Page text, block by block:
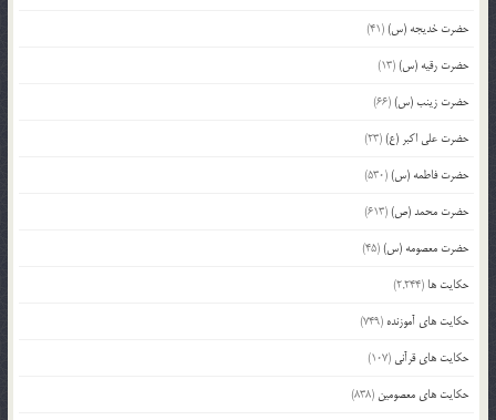
حضرت خدیجه (س)(41)
حضرت رقیه (س)(13)
حضرت زینب (س)(66)
حضرت علی اکبر (ع)(23)
حضرت فاطمه (س)(530)
حضرت محمد (ص)(613)
حضرت معصومه (س)(45)
حکایت ها (2,244)
حکایت های آموزنده (749)
حکایت های قرآنی (107)
حکایت های معصومین (838)